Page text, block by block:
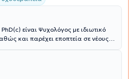
είναι Ψυχολόγος με ιδιωτικό
και παρέχει εποπτεία σε νέους
Είναι πτυχιούχος του τμήματος
Πανεπιστημίου Θεσσαλονίκης και
Βασική Μεθοδολογία Ιατρικής